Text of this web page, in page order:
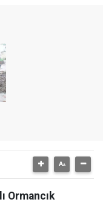
Ormancık